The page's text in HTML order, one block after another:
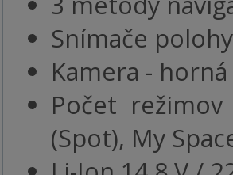
Snímače
Kamera - horná
Počet
(Spot), My